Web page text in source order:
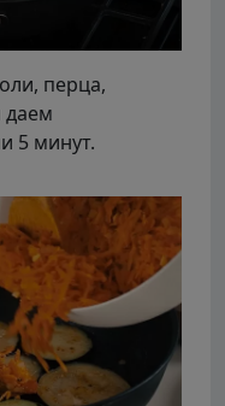
перца,
5 минут.